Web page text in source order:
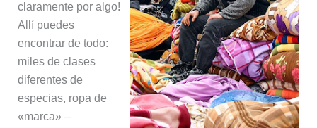
claramente por algo!
Allí puedes
encontrar de todo:
miles de clases
diferentes de
especias, ropa de
«marca» –